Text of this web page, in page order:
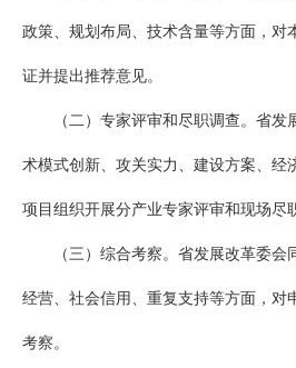
政策、规划布局、技术含量等方面，对
证并提出推荐意见。
（二）专家评审和尽职调查。省
术模式创新、攻关实力、建设方案、经
项目组织开展分产业专家评审和现场尽
（三）综合考察。省发展改革委
经营、社会信用、重复支持等方面，对
考察。